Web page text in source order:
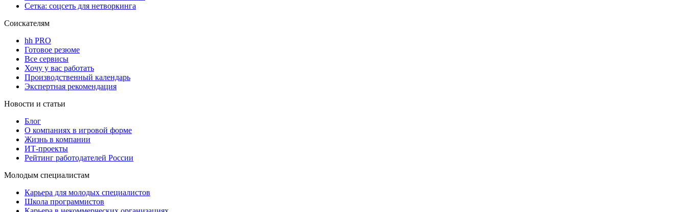
Сетка: соцсеть для нетворкинга
Соискателям
hh PRO
Готовое резюме
Все сервисы
Хочу у вас работать
Производственный календарь
Экспертная рекомендация
Новости и статьи
Блог
О компаниях в игровой форме
Жизнь в компании
ИТ-проекты
Рейтинг работодателей России
Молодым специалистам
Карьера для молодых специалистов
Школа программистов